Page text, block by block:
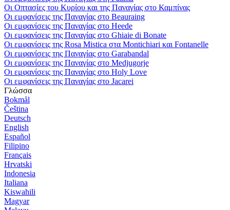
Οι Οπτασίες του Κυρίου και της Παναγίας στο Καμπίνας
Οι εμφανίσεις της Παναγίας στο Beauraing
Οι εμφανίσεις της Παναγίας στο Heede
Οι εμφανίσεις της Παναγίας στο Ghiaie di Bonate
Οι εμφανίσεις της Rosa Mistica στα Montichiari και Fontanelle
Οι εμφανίσεις της Παναγίας στο Garabandal
Οι εμφανίσεις της Παναγίας στο Medjugorje
Οι εμφανίσεις της Παναγίας στο Holy Love
Οι εμφανίσεις της Παναγίας στο Jacarei
Γλώσσα
Bokmål
Čeština
Deutsch
English
Español
Filipino
Français
Hrvatski
Indonesia
Italiana
Kiswahili
Magyar